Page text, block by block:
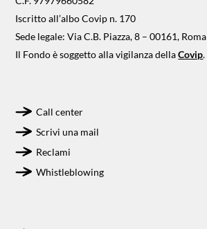
Iscritto all’albo Covip n. 170
Sede legale: Via C.B. Piazza, 8 – 00161, Roma
Il Fondo è soggetto alla vigilanza dellaCovip.
Call center
Scrivi una mail
Reclami
Whistleblowing